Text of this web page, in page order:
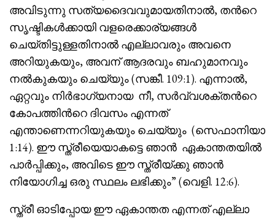
അവിടുന്നു സത്യദൈവവുമായതിനാൽ, തൻറെ
സൃഷ്ടികൾക്കായി വളരെക്കാര്യങ്ങൾ
ചെയ്തിട്ടുള്ളതിനാൽ എല്ലാവരും അവനെ
അറിയുകയും, അവന് ആദരവും ബഹുമാനവും
നൽകുകയും ചെയ്യും (സങ്കീ. 109:1). എന്നാൽ,
ഏറ്റവും നിർഭാഗ്യനായ നീ, സർവ്വശക്തൻറെ
കോപത്തിൻറെ ദിവസം എന്നത്
എന്താണെന്നറിയുകയും ചെയ്യും (സെഫാനിയാ
1:14). ഈ സ്ത്രീയെയാകട്ടെ ഞാൻ ഏകാന്തതയിൽ
പാർപ്പിക്കും, അവിടെ ഈ സ്ത്രീയ്ക്കു ഞാൻ
നിയോഗിച്ച ഒരു സ്ഥലം ലഭിക്കും” (വെളി. 12:6).
സ്ത്രീ ഓടിപ്പോയ ഈ ഏകാന്തത എന്നത് എല്ലാ